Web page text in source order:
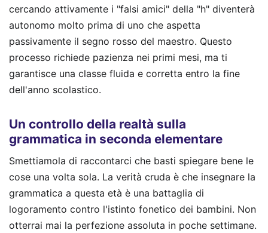
cercando attivamente i "falsi amici" della "h" diventerà
autonomo molto prima di uno che aspetta
passivamente il segno rosso del maestro. Questo
processo richiede pazienza nei primi mesi, ma ti
garantisce una classe fluida e corretta entro la fine
dell'anno scolastico.
Un controllo della realtà sulla
grammatica in seconda elementare
Smettiamola di raccontarci che basti spiegare bene le
cose una volta sola. La verità cruda è che insegnare la
grammatica a questa età è una battaglia di
logoramento contro l'istinto fonetico dei bambini. Non
otterrai mai la perfezione assoluta in poche settimane.